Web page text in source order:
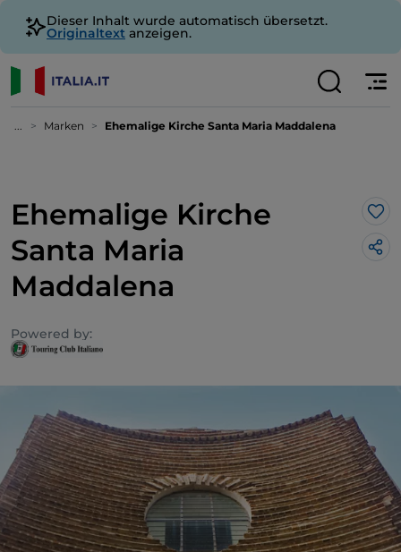
Dieser Inhalt wurde automatisch übersetzt.
Originaltext anzeigen.
... Marken Ehemalige Kirche Santa Maria Maddalena
Ehemalige Kirche
Santa Maria
Maddalena
Powered by: